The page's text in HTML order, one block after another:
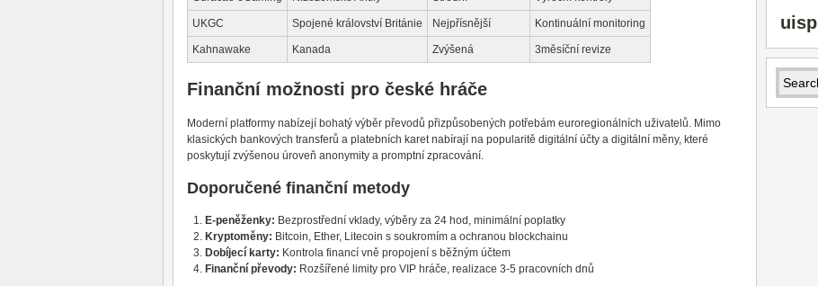
UKGC Spojené království Británie Nejpřísnější Kontinuální monitoring
Kahnawake Kanada Zvýšená 3měsíční revize
Finanční možnosti pro české hráče
Moderní platformy nabízejí bohatý výběr převodů přizpůsobených potřebám euroregionálních uživatelů. Mimo
klasických bankových transferů a platebních karet nabírají na popularitě digitální účty a digitální měny, které
poskytují zvýšenou úroveň anonymity a promptní zpracování.
Doporučené finanční metody
E-peněženky: Bezprostřední vklady, výběry za 24 hod, minimální poplatky
Kryptoměny: Bitcoin, Ether, Litecoin s soukromím a ochranou blockchainu
Dobíjecí karty: Kontrola financí vně propojení s běžným účtem
Finanční převody: Rozšířené limity pro VIP hráče, realizace 3-5 pracovních dnů
uisp